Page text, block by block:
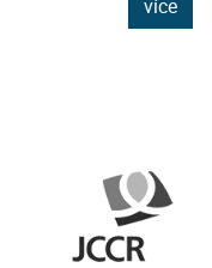
více